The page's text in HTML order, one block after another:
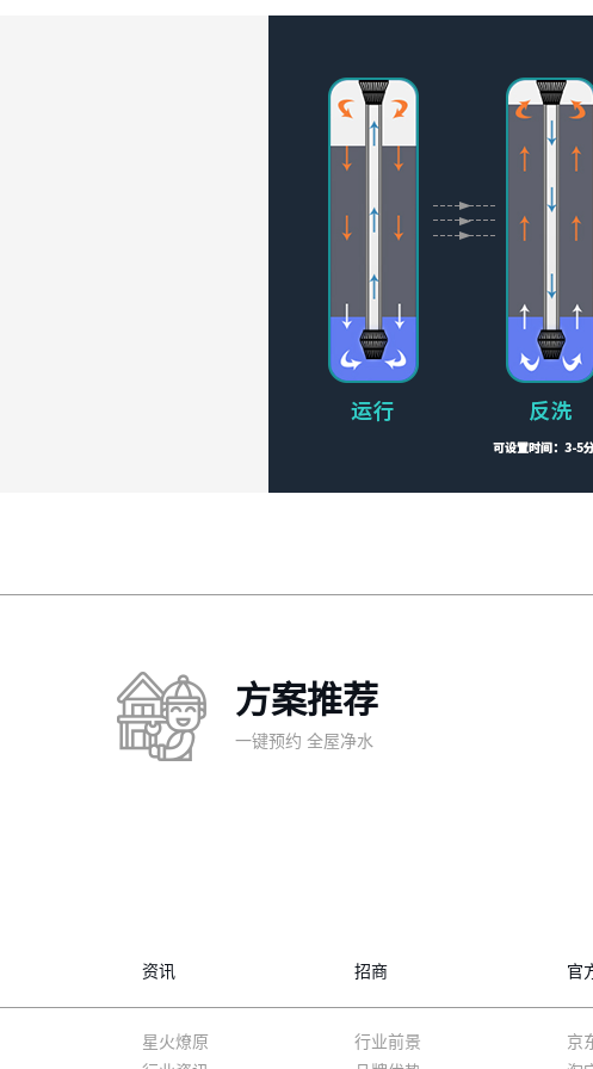
方案推荐
一键预约 全屋净水
资讯 招商 官
星火燎原
行业前景
京